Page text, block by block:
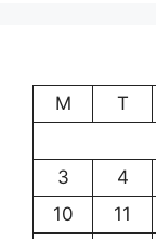
M
T
3
4
10
11